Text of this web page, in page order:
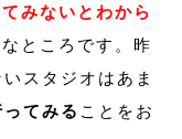
みないとわから
ところです。昨
スタジオはあま
てみる ことをお